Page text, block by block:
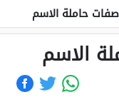
حاملة الاسم
الاسم